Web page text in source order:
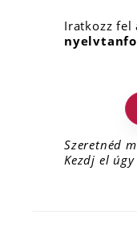
Iratkozz fel
Szeretnéd
Kezdj el